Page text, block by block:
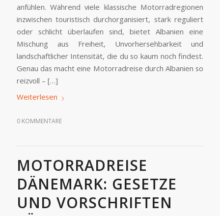
anfühlen. Während viele klassische Motorradregionen
inzwischen touristisch durchorganisiert, stark reguliert
oder schlicht überlaufen sind, bietet Albanien eine
Mischung aus Freiheit, Unvorhersehbarkeit und
landschaftlicher Intensität, die du so kaum noch findest.
Genau das macht eine Motorradreise durch Albanien so
reizvoll – […]
Weiterlesen
0 KOMMENTARE
MOTORRADREISE
DÄNEMARK: GESETZE
UND VORSCHRIFTEN